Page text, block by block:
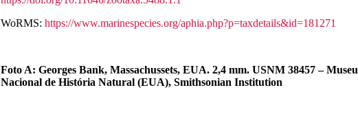
WoRMS: https://www.marinespecies.org/aphia.php?p=taxdetails&id=181271
Foto A: Georges Bank, Massachussets, EUA. 2,4 mm. USNM 38457 – Museu
Nacional de História Natural (EUA), Smithsonian Institution